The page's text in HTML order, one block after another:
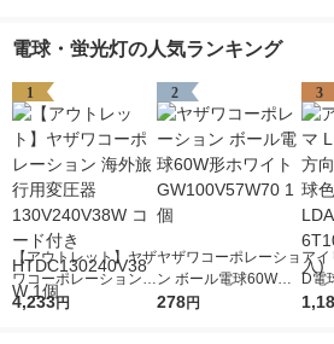
電球・蛍光灯の人気ランキング
1
【アウトレット】ヤザ
ワコーポレーション
海外旅行用変圧器130
4,233円
2
ヤザワコーポレーショ
ン ボール電球60W形
ホワイト GW100V57
278円
3
ア
D電
形相